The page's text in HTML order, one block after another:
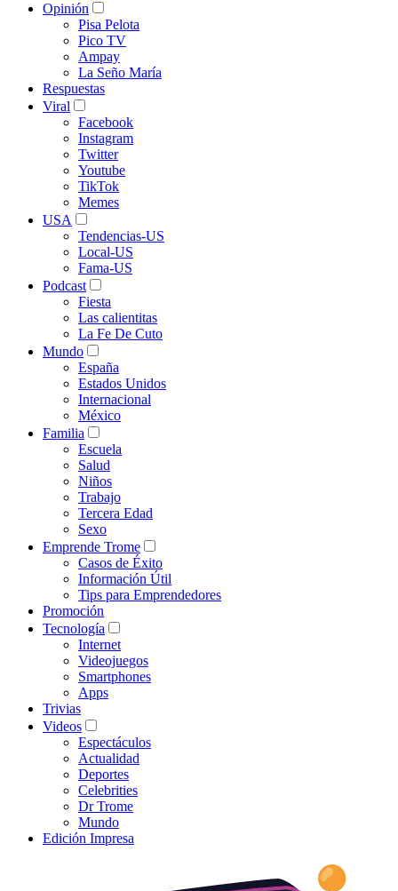
Opinión
Pisa Pelota
Pico TV
Ampay
La Seño María
Respuestas
Viral
Facebook
Instagram
Twitter
Youtube
TikTok
Memes
USA
Tendencias-US
Local-US
Fama-US
Podcast
Fiesta
Las calientitas
La Fe De Cuto
Mundo
España
Estados Unidos
Internacional
México
Familia
Escuela
Salud
Niños
Trabajo
Tercera Edad
Sexo
Emprende Trome
Casos de Éxito
Información Útil
Tips para Emprendedores
Promoción
Tecnología
Internet
Videojuegos
Smartphones
Apps
Trivias
Videos
Espectáculos
Actualidad
Deportes
Celebrities
Dr Trome
Mundo
Edición Impresa